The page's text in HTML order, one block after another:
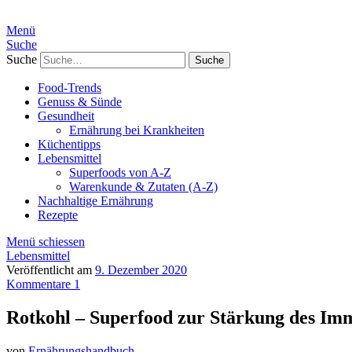
Menü
Suche
Suche
Food-Trends
Genuss & Sünde
Gesundheit
Ernährung bei Krankheiten
Küchentipps
Lebensmittel
Superfoods von A-Z
Warenkunde & Zutaten (A-Z)
Nachhaltige Ernährung
Rezepte
Menü schiessen
Lebensmittel
Veröffentlicht am 9. Dezember 2020
Kommentare 1
Rotkohl – Superfood zur Stärkung des